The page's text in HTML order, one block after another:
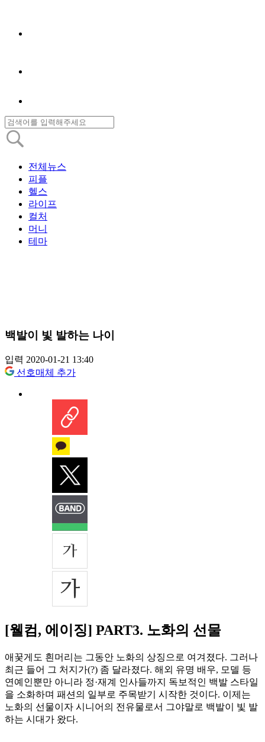
전체뉴스
피플
헬스
라이프
컬처
머니
테마
백발이 빛 발하는 나이
입력 2020-01-21 13:40
선호매체 추가
[웰컴, 에이징] PART3. 노화의 선물
애꿎게도 흰머리는 그동안 노화의 상징으로 여겨졌다. 그러나
최근 들어 그 처지가(?) 좀 달라졌다. 해외 유명 배우, 모델 등
연예인뿐만 아니라 정·재계 인사들까지 독보적인 백발 스타일
을 소화하며 패션의 일부로 주목받기 시작한 것이다. 이제는
노화의 선물이자 시니어의 전유물로서 그야말로 백발이 빛 발
하는 시대가 왔다.